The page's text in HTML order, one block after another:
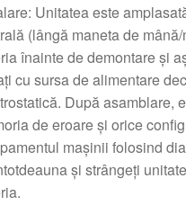
Unitatea este
(lângă maneta de
înainte de demontare și
cu sursa de alimentare
După asamblare,
de eroare și orice
mașinii folosind
și strângeți